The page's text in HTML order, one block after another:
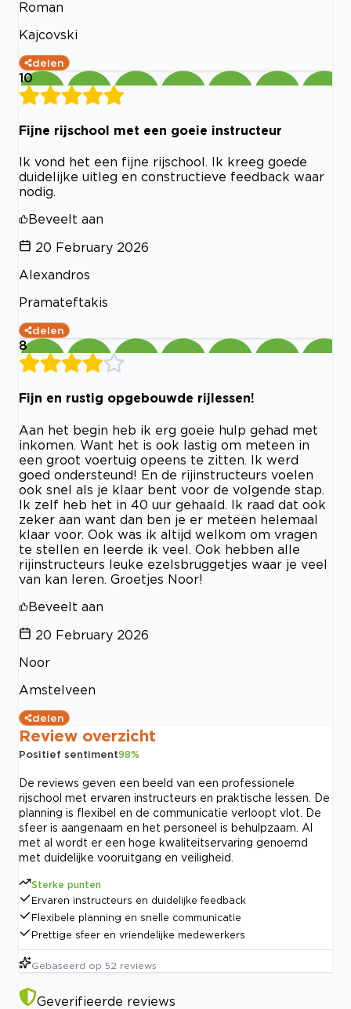
Roman
Kajcovski
delen
10
Fijne rijschool met een goeie instructeur
Ik vond het een fijne rijschool. Ik kreeg goede
duidelijke uitleg en constructieve feedback waar
nodig.
Beveelt aan
20 February 2026
Alexandros
Pramateftakis
delen
8
Fijn en rustig opgebouwde rijlessen!
Aan het begin heb ik erg goeie hulp gehad met
inkomen. Want het is ook lastig om meteen in
een groot voertuig opeens te zitten. Ik werd
goed ondersteund! En de rijinstructeurs voelen
ook snel als je klaar bent voor de volgende stap.
Ik zelf heb het in 40 uur gehaald. Ik raad dat ook
zeker aan want dan ben je er meteen helemaal
klaar voor. Ook was ik altijd welkom om vragen
te stellen en leerde ik veel. Ook hebben alle
rijinstructeurs leuke ezelsbruggetjes waar je veel
van kan leren. Groetjes Noor!
Beveelt aan
20 February 2026
Noor
Amstelveen
delen
Review overzicht
Positief sentiment98%
De reviews geven een beeld van een professionele
rijschool met ervaren instructeurs en praktische lessen. De
planning is flexibel en de communicatie verloopt vlot. De
sfeer is aangenaam en het personeel is behulpzaam. Al
met al wordt er een hoge kwaliteitservaring genoemd
met duidelijke vooruitgang en veiligheid.
Sterke punten
Ervaren instructeurs en duidelijke feedback
Flexibele planning en snelle communicatie
Prettige sfeer en vriendelijke medewerkers
Gebaseerd op 52 reviews
Geverifieerde reviews